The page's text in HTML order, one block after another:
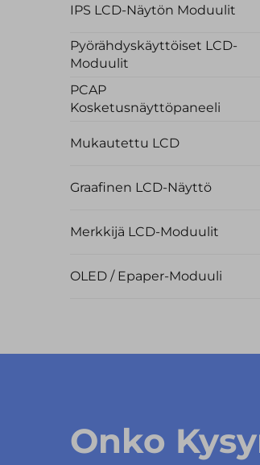
IPS LCD-Näytön Moduulit
Pyörähdyskäyttöiset LCD-
Moduulit
PCAP
Kosketusnäyttöpaneeli
Mukautettu LCD
Graafinen LCD-Näyttö
Merkkijä LCD-Moduulit
OLED / Epaper-Moduuli
Onko